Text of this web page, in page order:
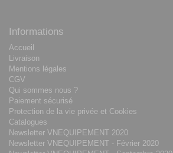
Informations
Accueil
Livraison
Mentions légales
CGV
Qui sommes nous ?
Paiement sécurisé
Protection de la vie privée et Cookies
Catalogues
Newsletter VNEQUIPEMENT 2020
Newsletter VNEQUIPEMENT - Février 2020